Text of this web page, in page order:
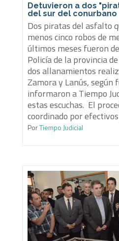
Detuvieron a dos
del sur del conurbano
Dos piratas del asfalto
menos cinco robos de
últimos meses fueron
Policía de la provincia
dos allanamientos
Zamora y Lanús, según
informaron a Tiempo
estas escuchas. El
coordinado por
PorTiempo Judicial